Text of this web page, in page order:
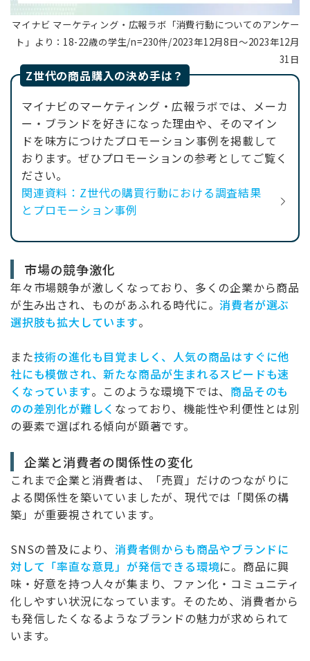
マイナビ マーケティング・広報ラボ「消費行動についてのアンケー
ト」より： 18-22歳の学生/n=230件/2023年12月8日～2023年12月
31日
Z世代の商品購入の決め手は？
マイナビのマーケティング・広報ラボでは、メーカ
ー・ブランドを好きになった理由や、そのマイン
ドを味方につけたプロモーション事例を掲載して
おります。ぜひプロモーションの参考としてご覧く
ださい。
関連資料： Z世代の購買行動における調査結果
とプロモーション事例
市場の競争激化
年々市場競争が激しくなっており、多くの企業から商品
が生み出され、ものがあふれる時代に。消費者が選ぶ
選択肢も拡大しています。
また技術の進化も目覚ましく、人気の商品はすぐに他
社にも模倣され、新たな商品が生まれるスピードも速
くなっています。このような環境下では、 商品そのも
のの差別化が難しく なっており、機能性や利便性とは別
の要素で選ばれる傾向が顕著です。
企業と消費者の関係性の変化
これまで企業と消費者は、「売買」だけのつながりに
よる関係性を築いていましたが、現代では「関係の構
築」が重要視されています。
SNSの普及により、 消費者側からも商品やブランドに
対して「率直な意見」が発信できる環境に。商品に興
味・好意を持つ人々が集まり、ファン化・コミュニティ
化しやすい状況になっています。そのため、消費者から
も発信したくなるようなブランドの魅力が求められて
います。